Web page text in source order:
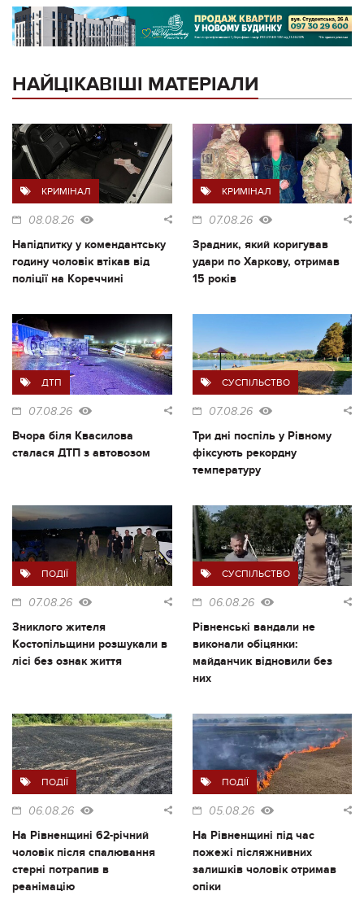
НАЙЦІКАВІШІ МАТЕРІАЛИ
КРИМІНАЛ
08.08.26
Напідпитку у комендантську
годину чоловік втікав від
поліції на Кореччині
КРИМІНАЛ
07.08.26
Зрадник, який коригував
удари по Харкову, отримав
15 років
ДТП
07.08.26
Вчора біля Квасилова
сталася ДТП з автовозом
СУСПІЛЬСТВО
07.08.26
Три дні поспіль у Рівному
фіксують рекордну
температуру
ПОДІЇ
07.08.26
Зниклого жителя
Костопільщини розшукали в
лісі без ознак життя
СУСПІЛЬСТВО
06.08.26
Рівненські вандали не
виконали обіцянки:
майданчик відновили без
них
ПОДІЇ
06.08.26
На Рівненщині 62-річний
чоловік після спалювання
стерні потрапив в
реанімацію
ПОДІЇ
05.08.26
На Рівненщині під час
пожежі післяжнивних
залишків чоловік отримав
опіки